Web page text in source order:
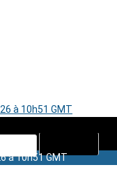
à 10h51 GMT
à 10h51 GMT